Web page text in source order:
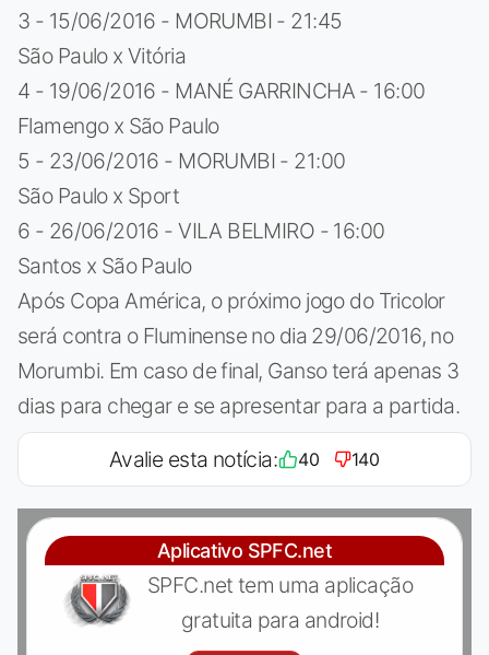
3 - 15/06/2016 - MORUMBI - 21:45
São Paulo x Vitória
4 - 19/06/2016 - MANÉ GARRINCHA - 16:00
Flamengo x São Paulo
5 - 23/06/2016 - MORUMBI - 21:00
São Paulo x Sport
6 - 26/06/2016 - VILA BELMIRO - 16:00
Santos x São Paulo
Após Copa América, o próximo jogo do Tricolor
será contra o Fluminense no dia 29/06/2016, no
Morumbi. Em caso de final, Ganso terá apenas 3
dias para chegar e se apresentar para a partida.
Avalie esta notícia: 40 140
Aplicativo SPFC.net
SPFC.net tem uma aplicação
gratuita para android!